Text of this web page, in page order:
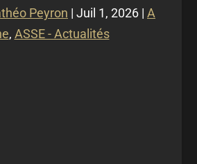
Peyron | Juil 1, 2026 | A
, ASSE - Actualités